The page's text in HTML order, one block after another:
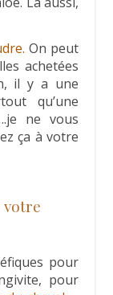
On peut
achetées
il y a une
qu’une
ne vous
ça à votre
votre
pour
pour